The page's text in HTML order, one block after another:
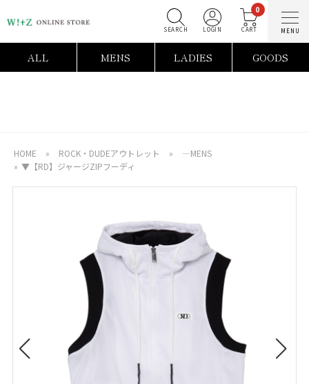
0
ALL MENS LADIES GOODS
HOME » ROCK・DUDEアウトレット »
―MENS
» ▼【RD】ジャージZIPフーディ